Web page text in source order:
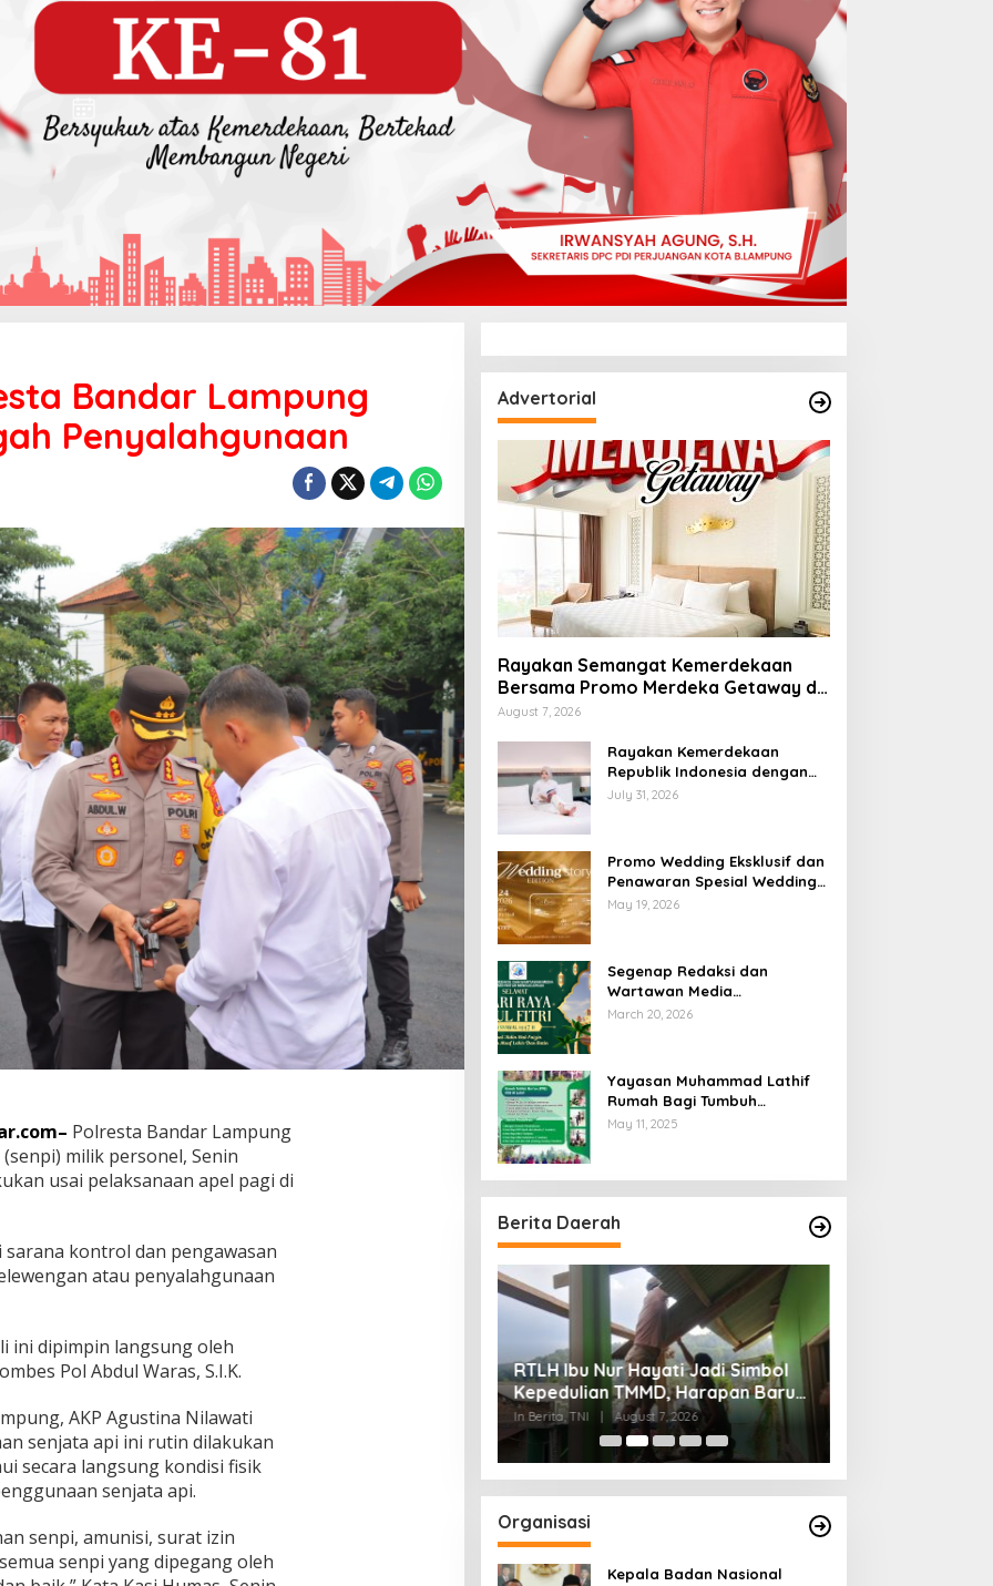
Bandar Lampung
Penyalahgunaan
Polresta Bandar Lampung
milik personel, Senin
usai pelaksanaan apel pagi di
kontrol dan pengawasan
atau penyalahgunaan
ini dipimpin langsung oleh
Pol Abdul Waras, S.I.K.
AKP Agustina Nilawati
senjata api ini rutin dilakukan
secara langsung kondisi fisik
senjata api.
senpi, amunisi, surat izin
senpi yang dipegang oleh
Advertorial
Rayakan Semangat Kemerdekaan
Bersama Promo Merdeka Getaway di
Swiss-Belhotel Lampung
August 7, 2026
Rayakan Kemerdekaan
Republik Indonesia dengan
Penawaran Spesial Freedom
July 31, 2026
Promo Wedding Eksklusif dan
Penawaran Spesial Wedding
Story Edition 2026 di Swiss-
May 19, 2026
Segenap Redaksi dan
Wartawan Media
Sumberpintar Mengucapkan
March 20, 2026
Yayasan Muhammad Lathif
Rumah Bagi Tumbuh
Kembangnya Generasi Insani
May 11, 2025
Berita Daerah
Dian Zevanya Sandiata dari
Kecil dan Terkendala Biaya
Lanjutkan Kuliah
In Life Style
RTLH Ibu Nur Hayati Jadi Simbol
Kepedulian TMMD, Harapan Baru
Tumbuh di Bukit Pinang Jaya
In Berita, TNI | August 7, 2026
Organisasi
Kepala Badan Nasional